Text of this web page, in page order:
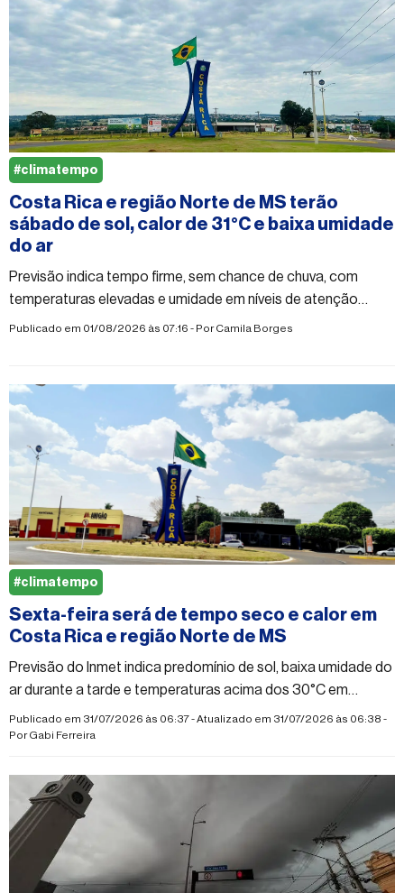
Costa Rica e região Norte de MS terão
sábado de sol, calor de 31°C e baixa umidade
do ar
Previsão indica tempo firme, sem chance de chuva, com
temperaturas elevadas e umidade em níveis de atenção
durante a tarde em municípios da região Norte de Mato
Publicado em 01/08/2026 às 07:16 - PorCamila Borges
#climatempo
Sexta-feira será de tempo seco e calor em
Costa Rica e região Norte de MS
Previsão do Inmet indica predomínio de sol, baixa umidade do
ar durante a tarde e temperaturas acima dos 30°C em
municípios da região
Publicado em 31/07/2026 às 06:37 - Atualizado em 31/07/2026 às 06:38 -
PorGabi Ferreira
#climatempo